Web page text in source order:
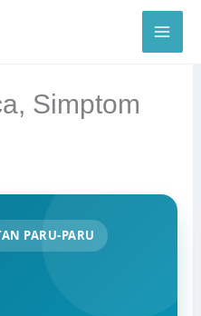
Simptom
PARU-PARU